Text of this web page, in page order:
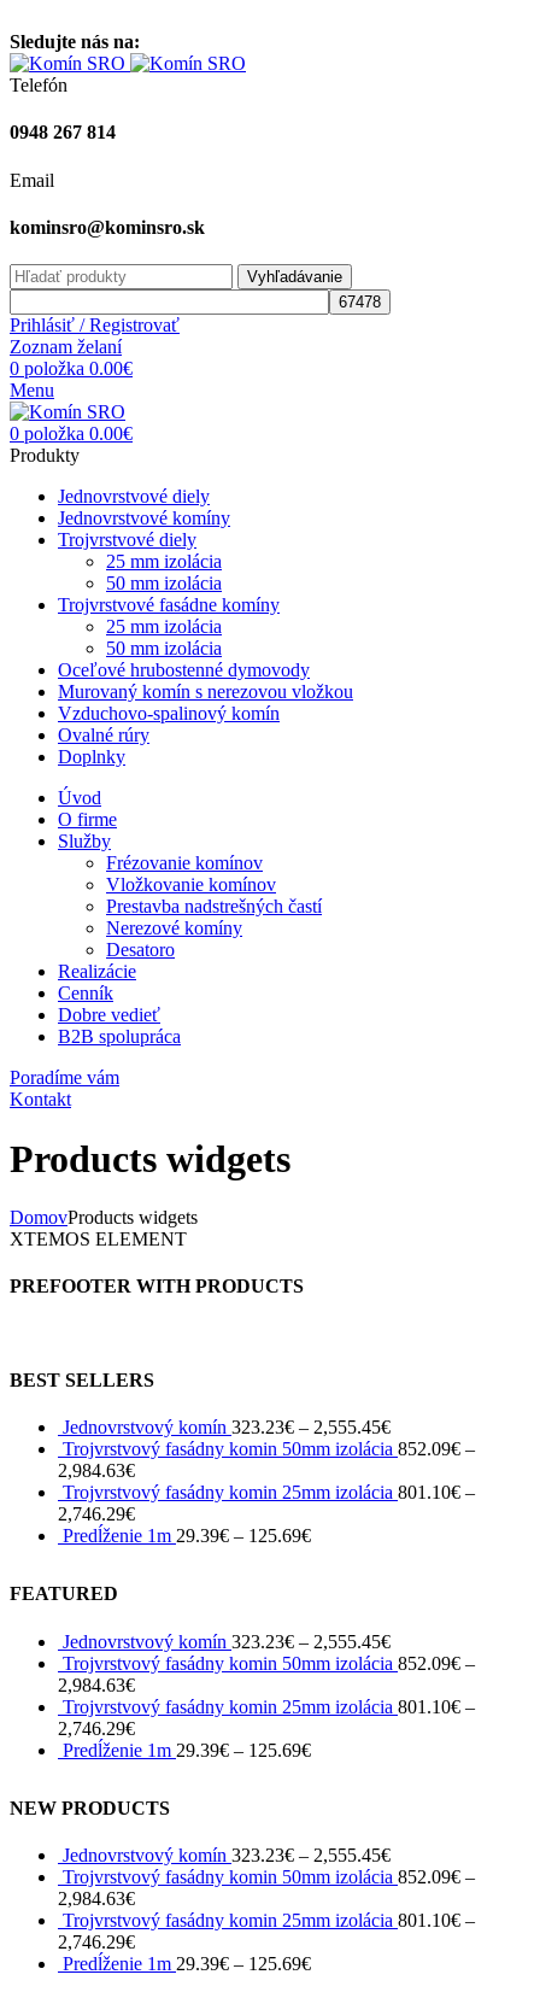
Sledujte nás na:
Telefón
0948 267 814
Email
kominsro@kominsro.sk
Vyhľadávanie
Prihlásiť / Registrovať
Zoznam želaní
0 položka 0.00€
Menu
0 položka 0.00€
Produkty
Jednovrstvové diely
Jednovrstvové komíny
Trojvrstvové diely
25 mm izolácia
50 mm izolácia
Trojvrstvové fasádne komíny
25 mm izolácia
50 mm izolácia
Oceľové hrubostenné dymovody
Murovaný komín s nerezovou vložkou
Vzduchovo-spalinový komín
Ovalné rúry
Doplnky
Úvod
O firme
Služby
Frézovanie komínov
Vložkovanie komínov
Prestavba nadstrešných častí
Nerezové komíny
Desatoro
Realizácie
Cenník
Dobre vedieť
B2B spolupráca
Poradíme vám
Kontakt
Products widgets
DomovProducts widgets
XTEMOS ELEMENT
PREFOOTER WITH PRODUCTS
BEST SELLERS
Jednovrstvový komín 323.23€ – 2,555.45€
Trojvrstvový fasádny komin 50mm izolácia 852.09€ –
2,984.63€
Trojvrstvový fasádny komin 25mm izolácia 801.10€ –
2,746.29€
Predĺženie 1m 29.39€ – 125.69€
FEATURED
Jednovrstvový komín 323.23€ – 2,555.45€
Trojvrstvový fasádny komin 50mm izolácia 852.09€ –
2,984.63€
Trojvrstvový fasádny komin 25mm izolácia 801.10€ –
2,746.29€
Predĺženie 1m 29.39€ – 125.69€
NEW PRODUCTS
Jednovrstvový komín 323.23€ – 2,555.45€
Trojvrstvový fasádny komin 50mm izolácia 852.09€ –
2,984.63€
Trojvrstvový fasádny komin 25mm izolácia 801.10€ –
2,746.29€
Predĺženie 1m 29.39€ – 125.69€